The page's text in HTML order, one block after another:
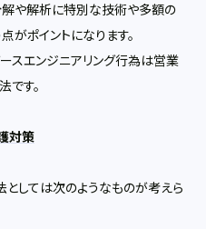
解や解析に特別な技術や多額の
がポイントになります。
スエンジニアリング行為は営業
です。
対策
しては次のようなものが考えら